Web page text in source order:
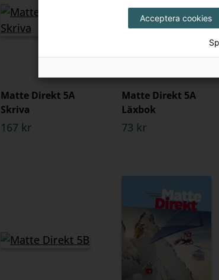
Matte Direkt 5A
Skriva
167 kr
Matte Direkt 5A
Läxbok
73 kr
Acceptera cookies